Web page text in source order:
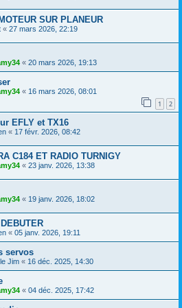
SUR PLANEUR
« 27 mars 2026, 22:19
« 20 mars 2026, 19:13
« 16 mars 2026, 08:01
1 2
EFLY et TX16
« 17 févr. 2026, 08:42
C184 ET RADIO TURNIGY
« 23 janv. 2026, 13:38
« 19 janv. 2026, 18:02
« 05 janv. 2026, 19:11
servos
Jim « 16 déc. 2025, 14:30
« 04 déc. 2025, 17:42